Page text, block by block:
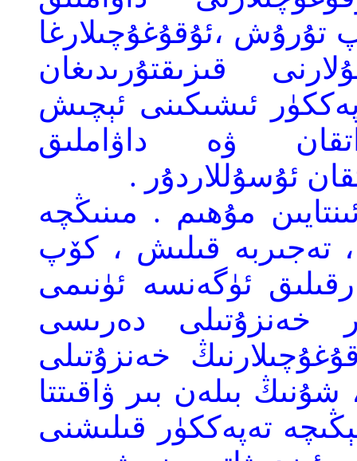
تۇرۇش ،ئۇقۇغۇچىلارغا
قىزىقتۇرىدىغان
ئىشىكىنى ئېچىش
ۋە داۋاملىق
ئۇسۇللاردۇر .
مۇھىم . مىنىڭچە
، تەجىربە قىلىش ، كۆپ
ئۈگەنسە ئۈنىمى
دەرىسى
خەنزۇتىلى
بىلەن بىر ۋاقىتتا
تەپەككۈر قىلىشنى